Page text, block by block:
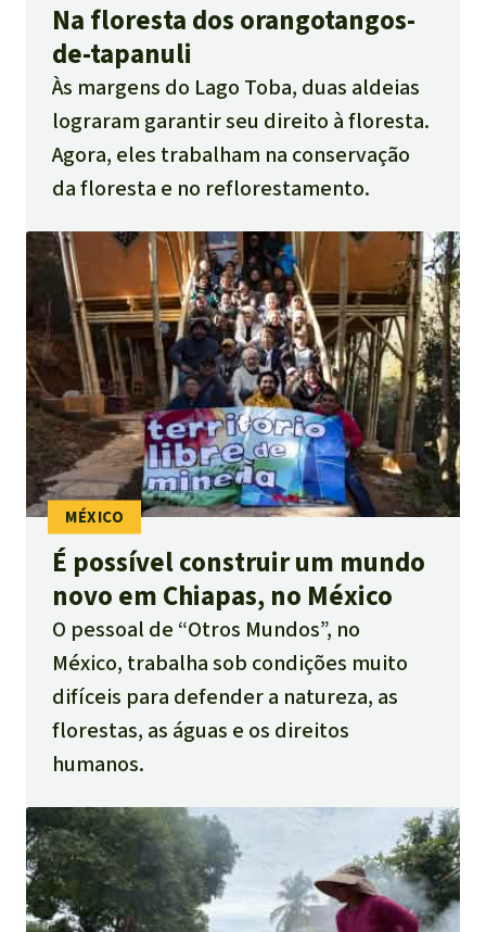
Na floresta dos orangotangos-
de-tapanuli
Às margens do Lago Toba, duas aldeias
lograram garantir seu direito à floresta.
Agora, eles trabalham na conservação
da floresta e no reflorestamento.
É possível construir um mundo
novo em Chiapas, no México
O pessoal de “Otros Mundos”, no
México, trabalha sob condições muito
difíceis para defender a natureza, as
florestas, as águas e os direitos
humanos.